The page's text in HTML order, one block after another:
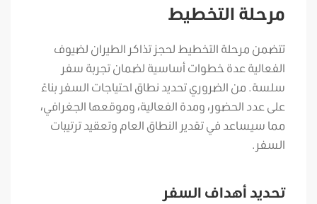
مرحلة التخطيط
تتضمن مرحلة التخطيط لحجز تذاكر الطيران لضيوف
الفعالية عدة خطوات أساسية لضمان تجربة سفر
سلسة. من الضروري تحديد نطاق احتياجات السفر بناءً
على عدد الحضور، ومدة الفعالية، وموقعها الجغرافي،
مما سيساعد في تقدير النطاق العام وتعقيد ترتيبات
السفر.
تحديد أهداف السفر